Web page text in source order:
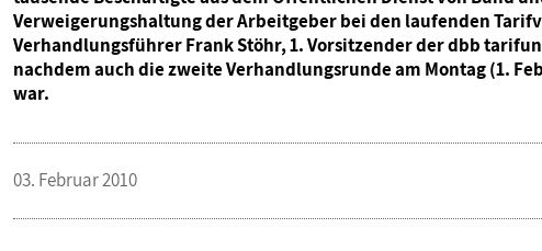
VERANSTALTUNGEN UND SEMINARE
MITGLIEDSCHAFT & SERVICE
Verweigerungshaltung der Arbeitgeber bei den laufenden
Verhandlungsführer Frank Stöhr, 1. Vorsitzender der dbb
nachdem auch die zweite Verhandlungsrunde am Montag (1.
war.
03. Februar 2010